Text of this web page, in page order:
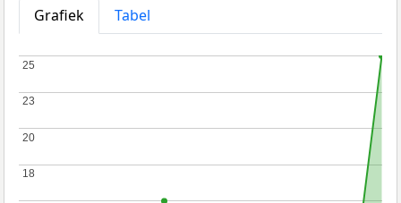
Grafiek
Tabel
18
18
20
20
23
23
25
25